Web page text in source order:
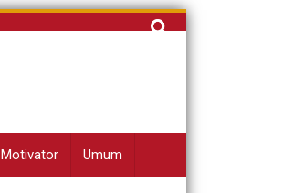
Cari
Motivator Umum